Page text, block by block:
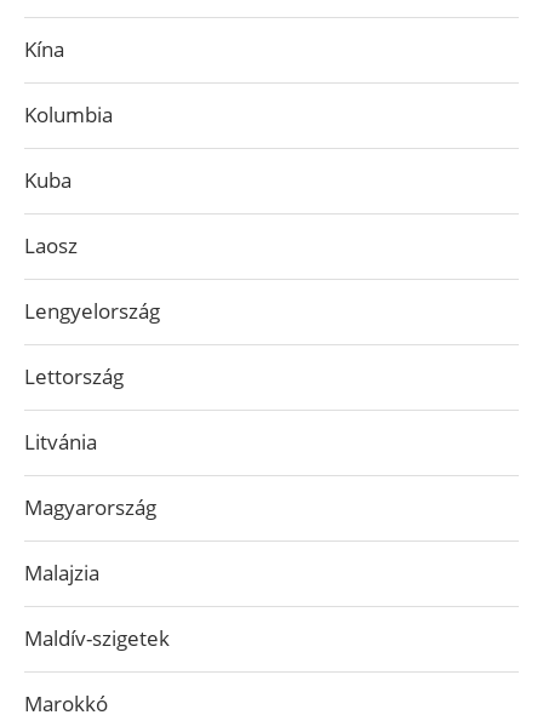
Kína
Kolumbia
Kuba
Laosz
Lengyelország
Lettország
Litvánia
Magyarország
Malajzia
Maldív-szigetek
Marokkó